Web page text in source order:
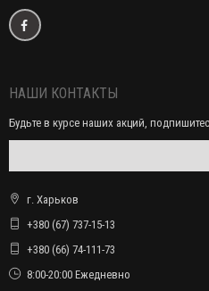
НАШИ КОНТАКТЫ
Будьте в курсе наших акций,
г. Харьков
+380 (67) 737-15-13
+380 (66) 74-111-73
8:00-20:00 Ежедневно